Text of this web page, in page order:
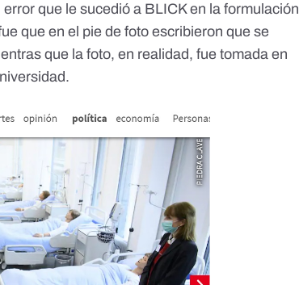
error que le sucedió a BLICK en la formulación
que en el pie de foto escribieron que se
que la foto, en realidad, fue tomada en